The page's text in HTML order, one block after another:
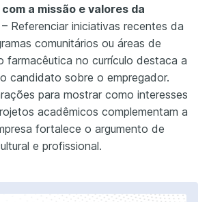
a missão e valores da
– Referenciar iniciativas recentes da
comunitários ou áreas de
farmacêutica no currículo destaca a
candidato sobre o empregador.
para mostrar como interesses
acadêmicos complementam a
fortalece o argumento de
e profissional.